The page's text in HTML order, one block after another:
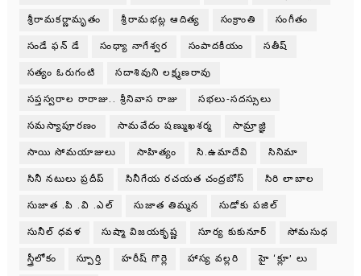
శ్రీరామకర్ణామృతం శ్రీరామభట్ల ఆదిత్య సంక్రాంతి సంగీతం
సండే ఫన్ డే సంధ్యా నాగేశ్వర సంపాదకీయం సతీష్
సత్యం ఓరుగంటి సదాశివుని లక్ష్మణరావు
సప్తస్వరాల రారాజు.. శ్రీనివాస రాజు సభలు-సదస్సులు
సమస్యాపూరణం సామవేదం షణ్ముఖశర్మ సామ్రాజ్ఞి
సాయి సోమయాజులు సాహిత్యం సి.ఉమాదేవి సినిమా
సినీ నటులు ప్రదీప్ సినీగేయ రచయత చంద్రబోస్ సిరి లాబాల
సుజాత .పి .వి .ఎల్ సుజాత తిమ్మన సుడోకు పజిల్
సునీల్ ధవళ సుష్మా విజయకృష్ణ సూర్య కుకునూర్ సోమసుధ
స్త్రీలోకం స్పూర్తి హరీష్ గొర్లె హాస్య వల్లరి హై ‘క్లూ’ లు